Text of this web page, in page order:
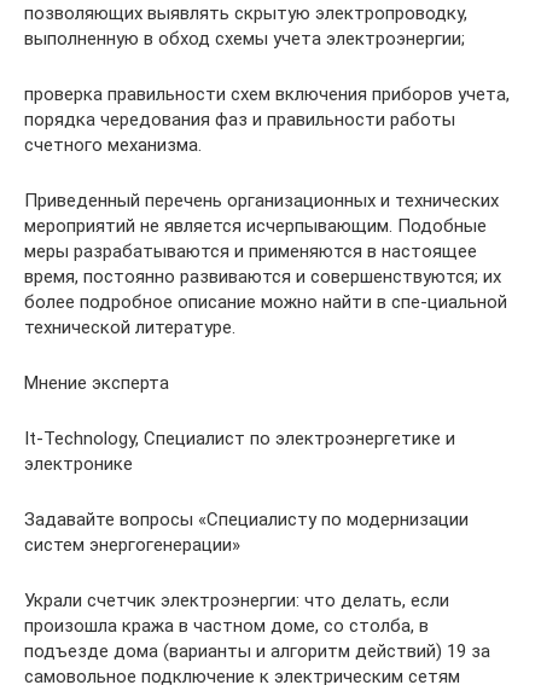
позволяющих выявлять скрытую электропроводку,
выполненную в обход схемы учета электроэнергии;
проверка правильности схем включения приборов учета,
порядка чередования фаз и правильности работы
счетного механизма.
Приведенный перечень организационных и технических
мероприятий не является исчерпывающим. Подобные
меры разрабатываются и применяются в настоящее
время, постоянно развиваются и совершенствуются; их
более подробное описание можно найти в спе-циальной
технической литературе.
Мнение эксперта
It-Technology, Cпециалист по электроэнергетике и
электронике
Задавайте вопросы «Специалисту по модернизации
систем энергогенерации»
Украли счетчик электроэнергии: что делать, если
произошла кража в частном доме, со столба, в
подъезде дома (варианты и алгоритм действий) 19 за
самовольное подключение к электрическим сетям